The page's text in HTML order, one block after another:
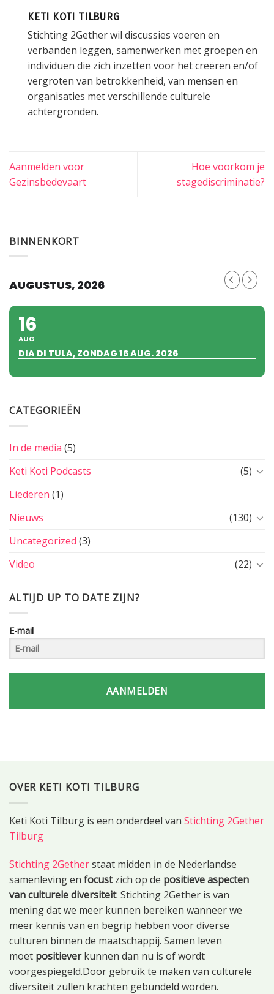
KETI KOTI TILBURG
Stichting 2Gether wil discussies voeren en
verbanden leggen, samenwerken met groepen en
individuen die zich inzetten voor het creëren en/of
vergroten van betrokkenheid, van mensen en
organisaties met verschillende culturele
achtergronden.
Aanmelden voor
Gezinsbedevaart
Hoe voorkom je
stagediscriminatie?
BINNENKORT
AUGUSTUS, 2026
16
AUG
DIA DI TULA, ZONDAG 16 AUG. 2026
CATEGORIEËN
In de media (5)
Keti Koti Podcasts
(5)
Liederen (1)
Nieuws
(130)
Uncategorized (3)
Video
(22)
ALTIJD UP TO DATE ZIJN?
E-mail
AANMELDEN
OVER KETI KOTI TILBURG
Keti Koti Tilburg is een onderdeel van Stichting 2Gether
Tilburg
Stichting 2Getherstaat midden in de Nederlandse
samenleving en focustzich op de positieve aspecten
van culturele diversiteit. Stichting 2Gether is van
mening dat we meer kunnen bereiken wanneer we
meer kennis van en begrip hebben voor diverse
culturen binnen de maatschappij. Samen leven
moet positieverkunnen dan nu is of wordt
voorgespiegeld.Door gebruik te maken van culturele
diversiteit zullen krachten gebundeld worden.